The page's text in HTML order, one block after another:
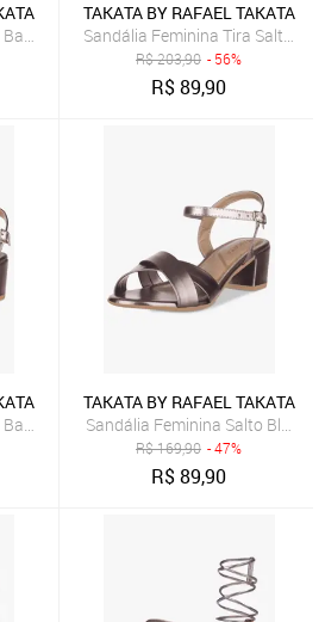
Bloco Grosso Casual Confortável
TAKATA BY RAFAEL TAKATA
Sandália Feminina Tira Salto
R$203,90 - 56%
R$89,90
Bloco Grosso Casual Confortável
TAKATA BY RAFAEL TAKATA
Sandália Feminina Salto Bloco
R$169,90 - 47%
R$89,90